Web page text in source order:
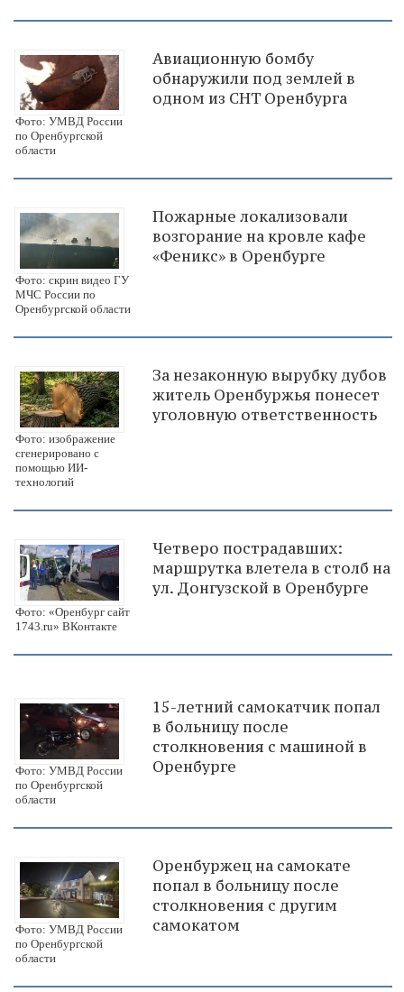
Фото: УМВД России
по Оренбургской
области
Авиационную бомбу
обнаружили под землей в
одном из СНТ Оренбурга
Фото: скрин видео ГУ
МЧС России по
Оренбургской области
Пожарные локализовали
возгорание на кровле кафе
«Феникс» в Оренбурге
Фото: изображение
сгенерировано с
помощью ИИ-
технологий
За незаконную вырубку дубов
житель Оренбуржья понесет
уголовную ответственность
Фото: «Оренбург сайт
1743.ru» ВКонтакте
Четверо пострадавших:
маршрутка влетела в столб на
ул. Донгузской в Оренбурге
Фото: УМВД России
по Оренбургской
области
15-летний самокатчик попал
в больницу после
столкновения с машиной в
Оренбурге
Фото: УМВД России
по Оренбургской
области
Оренбуржец на самокате
попал в больницу после
столкновения с другим
самокатом